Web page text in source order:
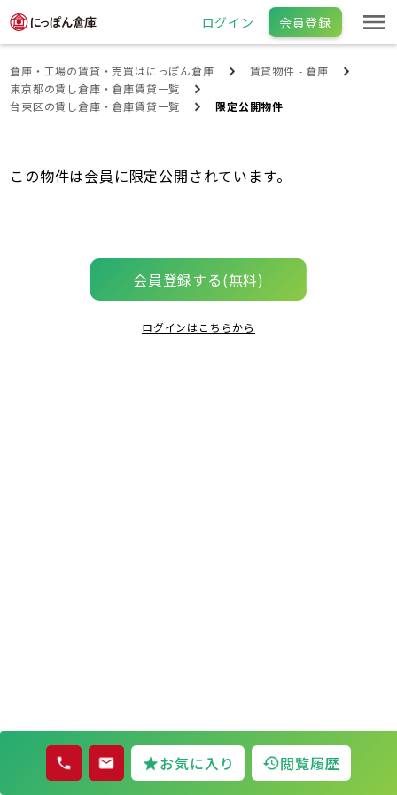
ログイン 会員登録
倉庫・工場の賃貸・売買はにっぽん倉庫
賃貸物件 - 倉庫
東京都の賃し倉庫・倉庫賃貸一覧
台東区の賃し倉庫・倉庫賃貸一覧
限定公開物件
お気に入り 閲覧履歴
この物件は会員に限定公開されています。
会員登録する(無料)
ログインはこちらから